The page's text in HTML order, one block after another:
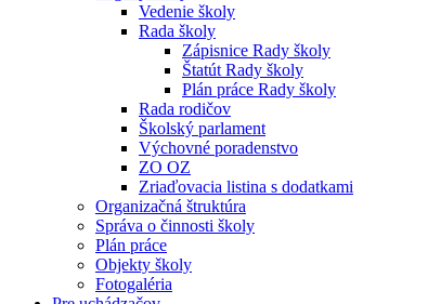
Vedenie školy
Rada školy
Zápisnice Rady školy
Štatút Rady školy
Plán práce Rady školy
Rada rodičov
Školský parlament
Výchovné poradenstvo
ZO OZ
Zriaďovacia listina s dodatkami
Organizačná štruktúra
Správa o činnosti školy
Plán práce
Objekty školy
Fotogaléria